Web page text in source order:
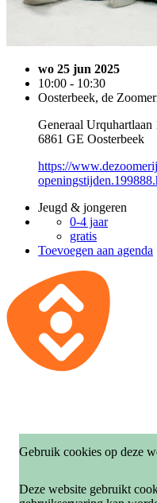
Gebruik cookies op deze
Deze website gebruikt
wo 25 jun 2025
10:00 - 10:30
Oosterbeek, de
Generaal Urquhartlaan
6861 GE Oosterbeek
https://
Jeugd & jongeren
0-4 jaar
gratis
Toevoegen aan agenda